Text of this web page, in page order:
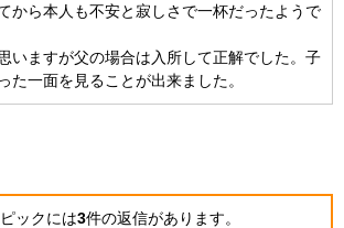
から本人も不安と寂しさで一杯だったようで
いますが父の場合は入所して正解でした。子
た一面を見ることが出来ました。
ックには3件の返信があります。